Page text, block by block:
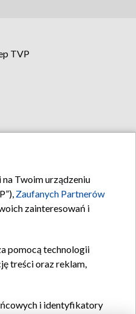
TVP
Twoim urządzeniu
Zaufanych Partnerów
zainteresowań i
pomocą technologii
treści oraz reklam,
i identyfikatory